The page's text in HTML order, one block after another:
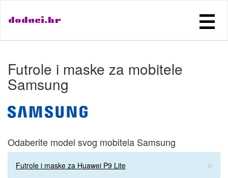
dodaci.hr
Futrole i maske za mobitele
Samsung
Odaberite model svog mobitela Samsung
×
Futrole i maske za Huawei P9 Lite